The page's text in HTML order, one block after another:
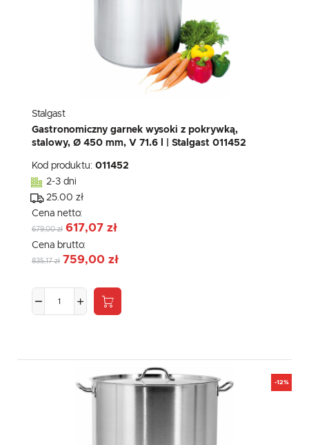
Stalgast
Gastronomiczny garnek wysoki z pokrywką,
stalowy, Ø 450 mm, V 71.6 l | Stalgast 011452
Kod produktu: 011452
2-3 dni
25.00 zł
Cena netto:
679,00 zł 617,07 zł
Cena brutto:
835,17 zł 759,00 zł
-12%